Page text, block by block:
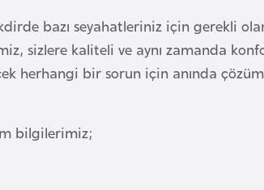
bazı seyahatleriniz için gerekli olan
sizlere kaliteli ve aynı zamanda
herhangi bir sorun için anında
bilgilerimiz;